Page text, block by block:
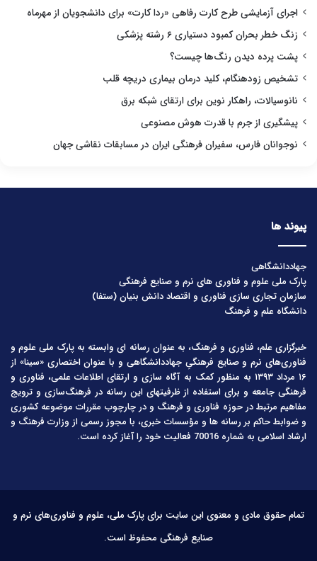
اجرای آزمایشی طرح کارت رفاهی «ردا کارت» برای دانشجویان از مهرماه
زنگ خطر بحران کمبود دستیاری ۶ رشته پزشکی
پشت پرده دیدن رنگ‌ها چیست؟
تشخیص زودهنگام، کلید درمان بیماری دریچه قلب
نانوسیالات، راهکار نوین برای ارتقای شبکه برق
پیشگیری از جرم با قدرت هوش مصنوعی
نوجوانان فارس، سفیران فرهنگی ایران در مسابقات نقاشی جهان
پیوند ها
جهاددانشگاهی
پارک ملی علوم و فناوری های نرم و صنایع فرهنگی
سازمان تجاری سازی فناوری و اقتصاد دانش بنیان (ستفا)
دانشگاه علم و فرهنگ
خبرگزاری علم، فناوری و فرهنگ، به عنوان رسانه ای وابسته به پارک ملی علوم و
فناوری‌های نرم و صنایع فرهنگیِ جهاددانشگاهی و با عنوان اختصاری «سینا» از
۱۶ مرداد ۱۳۹۳ به منظور کمک به آگاه سازی و ارتقای اطلاعات علمی، فناوری و
فرهنگی جامعه و برای استفاده از ظرفیتهای این رسانه در فرهنگ‌سازی و ترویج
مفاهیم مرتبط در حوزه فناوری و فرهنگ و در چارچوب مقررات موضوعه کشوری
و ضوابط حاکم بر رسانه ها و مؤسسات خبری، با مجوز رسمی از وزارت فرهنگ و
ارشاد اسلامی به شماره 70016 فعالیت خود را آغاز کرده است.
تمام حقوق مادی و معنوی این سایت برای پارک ملی، علوم و فناوری‌های نرم و
صنایع فرهنگی محفوظ است.